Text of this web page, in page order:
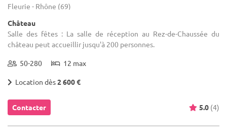
Fleurie - Rhône (69)
Château
Salle des fêtes : La salle de réception au Rez-de-Chaussée du
château peut accueillir jusqu'à 200 personnes.
50-280 12 max
Location dès2 600 €
Contacter 5.0 (4)